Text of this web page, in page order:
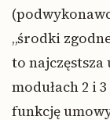
„środki
to
modułach 2 i
funkcję